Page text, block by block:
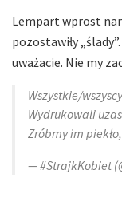
Lempart wprost
pozostawiły
uważacie. Nie my
Wszystkie/
Wydrukowali
Zróbmy im
— #StrajkKobiet